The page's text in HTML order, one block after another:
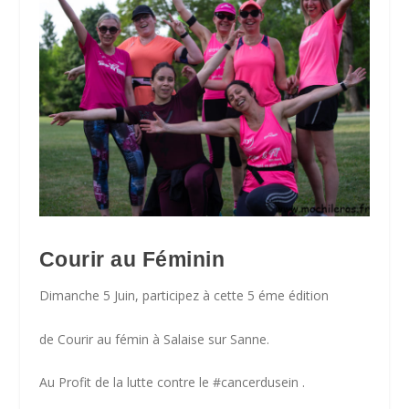
Courir au Féminin
Dimanche 5 Juin, participez à cette 5 éme édition
de Courir au fémin à Salaise sur Sanne.
Au Profit de la lutte contre le #cancerdusein .